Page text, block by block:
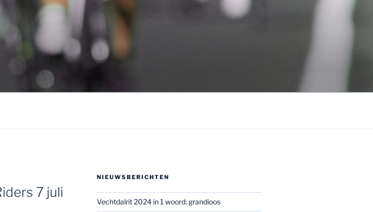
RIDERS
7 juli
NIEUWSBERICHTEN
Vechtdalrit 2024 in 1 woord: grandioos